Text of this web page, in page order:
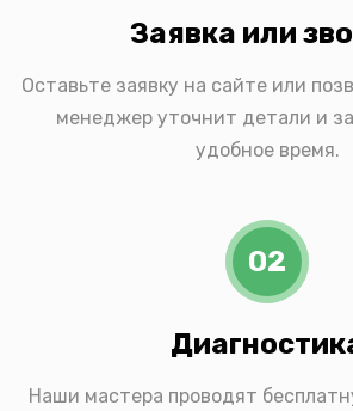
Заявка или
Оставьте заявку на сайте или
менеджер уточнит детали и
удобное время.
02
Наши мастера проводят